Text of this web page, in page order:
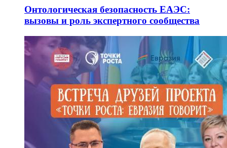
Онтологическая безопасность ЕАЭС:
вызовы и роль экспертного сообщества